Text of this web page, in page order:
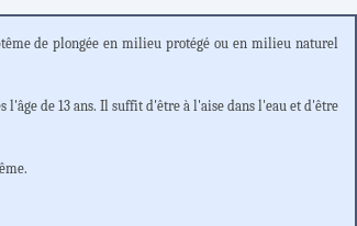
de plongée en milieu protégé ou en milieu naturel
l'âge de 13 ans. Il suffit d'être à l'aise dans l'eau et d'être